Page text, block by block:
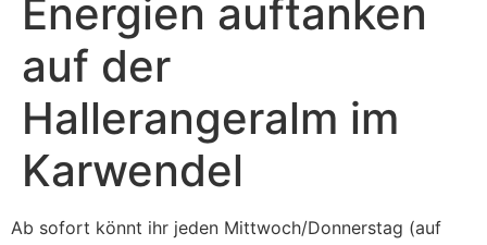
Energien auftanken
auf der
Hallerangeralm im
Karwendel
Ab sofort könnt ihr jeden Mittwoch/Donnerstag (auf